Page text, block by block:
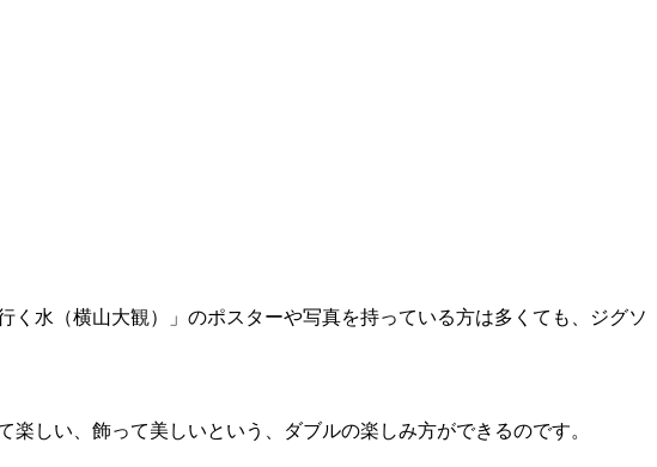
水（横山大観）」のポスターや写真を持っている方は多くても、ジグソ
しい、飾って美しいという、ダブルの楽しみ方ができるのです。